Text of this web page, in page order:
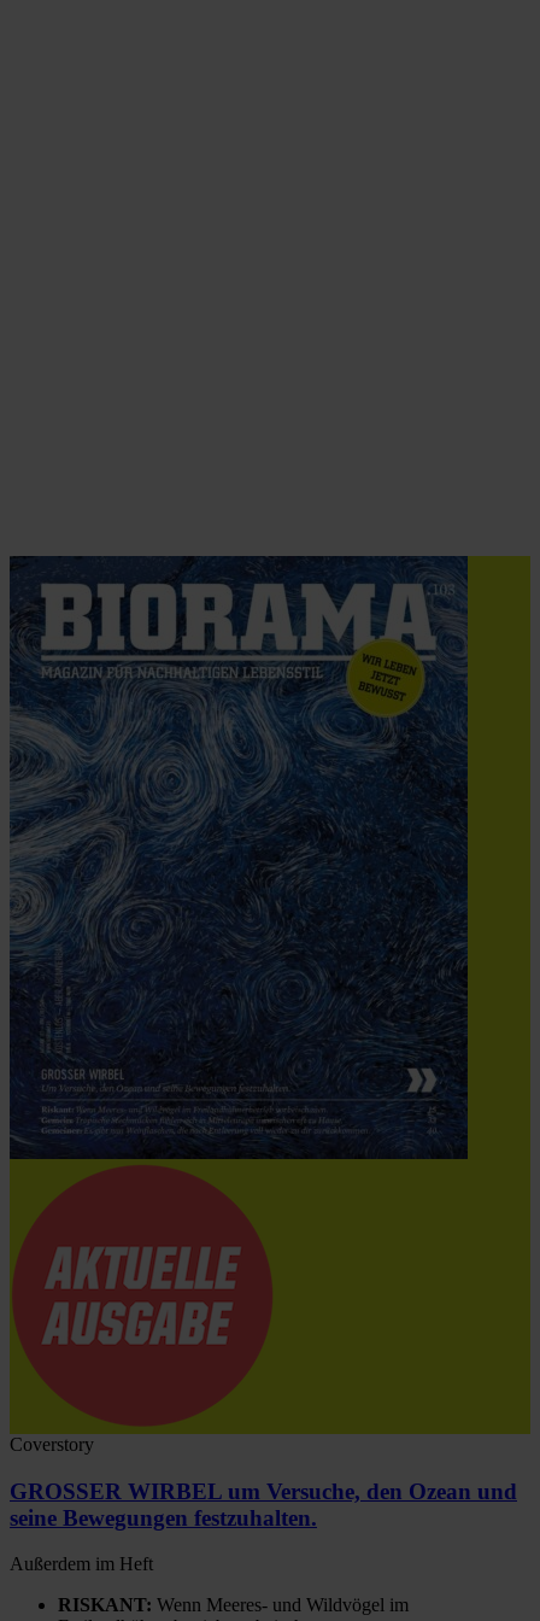
Coverstory
GROSSER WIRBEL um Versuche, den Ozean und
seine Bewegungen festzuhalten.
Außerdem im Heft
RISKANT: Wenn Meeres- und Wildvögel im